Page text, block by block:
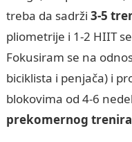
treba da sadrži 3-5
pliometrije i 1-2 HIIT
Fokusiram se na
biciklista i penjača) i
blokovima od 4-6
prekomernog